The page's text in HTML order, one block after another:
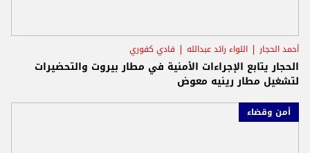
أحمد الحجار اللواء رائد عبدالله فادي كفوري
الحجار يتابع الإجراءات الأمنية في مطار بيروت والتحضيرات
لتشغيل مطار رينيه معوض
أمن وقضاء